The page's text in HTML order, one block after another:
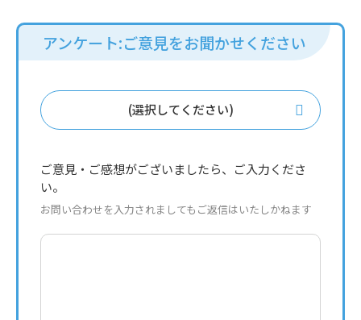
アンケート:ご意見をお聞かせください
(選択してください)
ご意見・ご感想がございましたら、ご入力くださ
い。
お問い合わせを入力されましてもご返信はいたしかねます